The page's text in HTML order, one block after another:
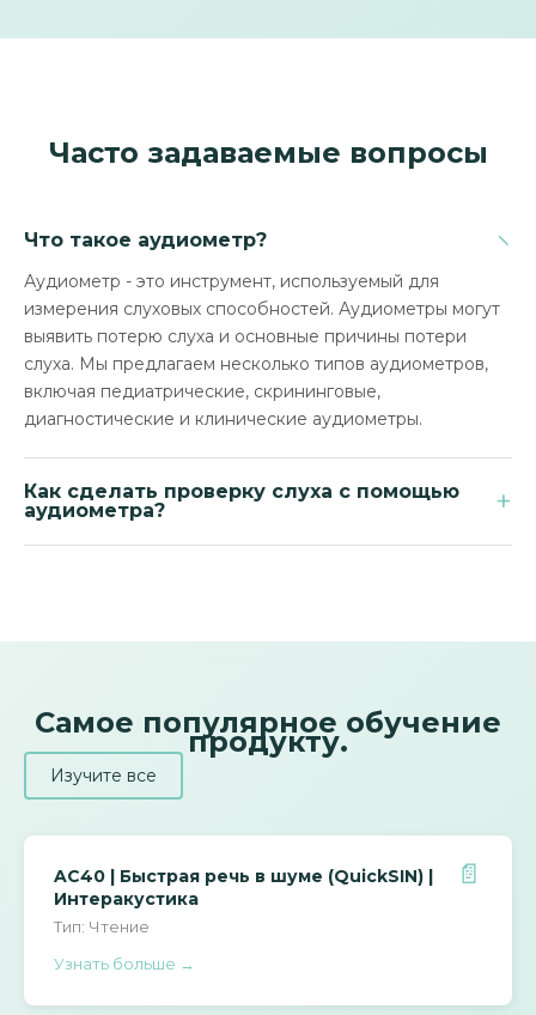
Часто задаваемые вопросы
Что такое аудиометр? −
Аудиометр - это инструмент, используемый для
измерения слуховых способностей. Аудиометры могут
выявить потерю слуха и основные причины потери
слуха. Мы предлагаем несколько типов аудиометров,
включая педиатрические, скрининговые,
диагностические и клинические аудиометры.
Как сделать проверку слуха с помощью
аудиометра?
+
Вы с уважением относитесь к проверке слухов с
Самое популярное обучение
продукту.
Изучите все
AC40 | Быстрая речь в шуме (QuickSIN) |
Интеракустика
Тип: Чтение
📄
Узнать больше →